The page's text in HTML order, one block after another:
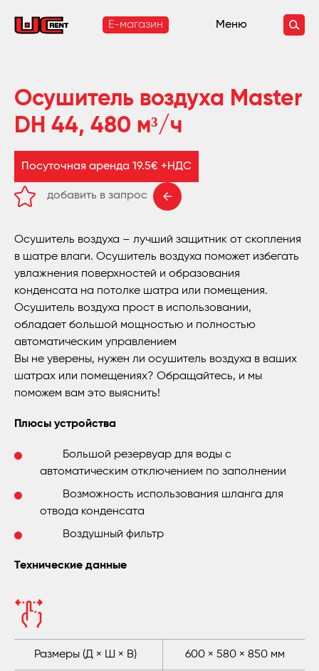
E-магазин Меню
Осушитель воздуха Master
DH 44, 480 м³/ч
Посуточная аренда 19.5€ +НДС
добавить в запрос
Осушитель воздуха – лучший защитник от скопления
в шатре влаги. Осушитель воздуха поможет избегать
увлажнения поверхностей и образования
конденсата на потолке шатра или помещения.
Осушитель воздуха прост в использовании,
обладает большой мощностью и полностью
автоматическим управлением
Вы не уверены, нужен ли осушитель воздуха в ваших
шатрах или помещениях? Обращайтесь, и мы
поможем вам это выяснить!
Плюсы устройства
Большой резервуар для воды с
автоматическим отключением по заполнении
Возможность использования шланга для
отвода конденсата
Воздушный фильтр
Технические данные
Размеры (Д × Ш × В) 600 × 580 × 850 мм